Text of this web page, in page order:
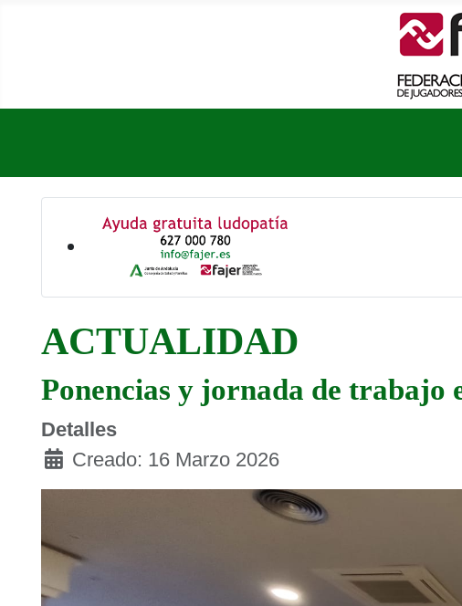
ACTUALIDAD
Ponencias y jornada de trabajo
Detalles
Creado: 16 Marzo 2026